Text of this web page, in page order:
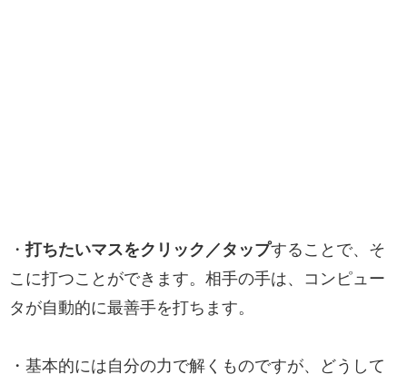
・打ちたいマスをクリック／タップすることで、そ
こに打つことができます。相手の手は、コンピュー
タが自動的に最善手を打ちます。
・基本的には自分の力で解くものですが、どうして